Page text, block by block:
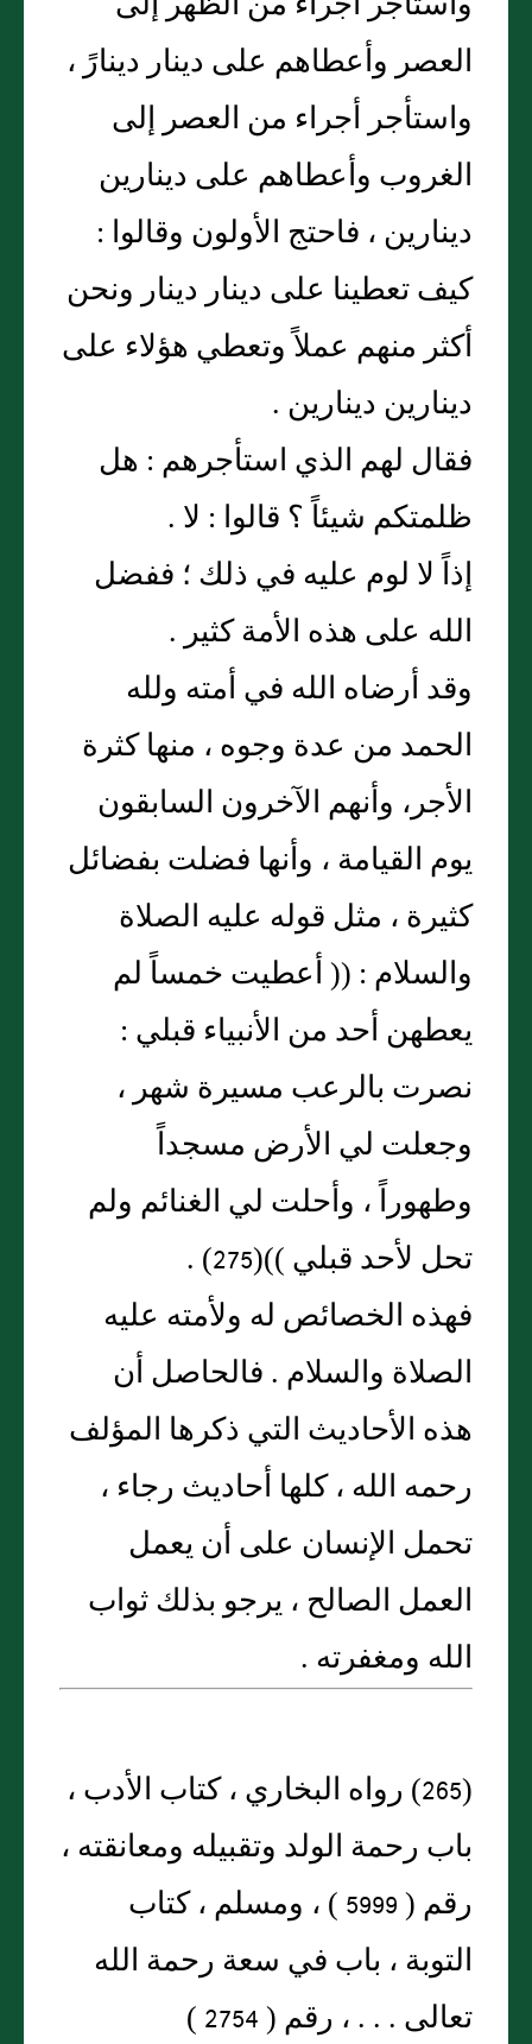
العصر وأعطاهم على دينار دينارً ،
واستأجر أجراء من العصر إلى
الغروب وأعطاهم على دينارين
دينارين ، فاحتج الأولون وقالوا :
كيف تعطينا على دينار دينار ونحن
أكثر منهم عملاً وتعطي هؤلاء على
دينارين دينارين .
فقال لهم الذي استأجرهم : هل
ظلمتكم شيئاً ؟ قالوا : لا .
إذاً لا لوم عليه في ذلك ؛ ففضل
الله على هذه الأمة كثير .
وقد أرضاه الله في أمته ولله
الحمد من عدة وجوه ، منها كثرة
الأجر، وأنهم الآخرون السابقون
يوم القيامة ، وأنها فضلت بفضائل
كثيرة ، مثل قوله عليه الصلاة
والسلام : (( أعطيت خمساً لم
يعطهن أحد من الأنبياء قبلي :
نصرت بالرعب مسيرة شهر ،
وجعلت لي الأرض مسجداً
وطهوراً ، وأحلت لي الغنائم ولم
تحل لأحد قبلي ))(275) .
فهذه الخصائص له ولأمته عليه
الصلاة والسلام . فالحاصل أن
هذه الأحاديث التي ذكرها المؤلف
رحمه الله ، كلها أحاديث رجاء ،
تحمل الإنسان على أن يعمل
العمل الصالح ، يرجو بذلك ثواب
الله ومغفرته .
(265) رواه البخاري ، كتاب الأدب ،
باب رحمة الولد وتقبيله ومعانقته ،
رقم ( 5999 ) ، ومسلم ، كتاب
التوبة ، باب في سعة رحمة الله
تعالى . . . ، رقم ( 2754 )